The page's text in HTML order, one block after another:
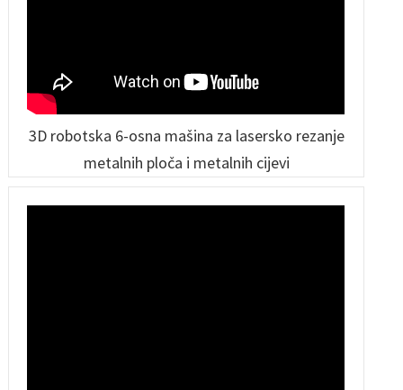
3D robotska 6-osna mašina za lasersko rezanje
metalnih ploča i metalnih cijevi